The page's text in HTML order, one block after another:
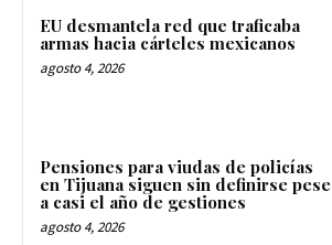
EU desmantela red que traficaba
armas hacia cárteles mexicanos
agosto 4, 2026
Pensiones para viudas de policías
en Tijuana siguen sin definirse pese
a casi el año de gestiones
agosto 4, 2026